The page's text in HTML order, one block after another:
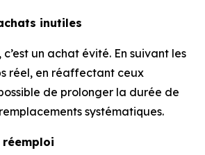
inutiles
un achat évité. En suivant les
réel, en réaffectant ceux
de prolonger la durée de
systématiques.